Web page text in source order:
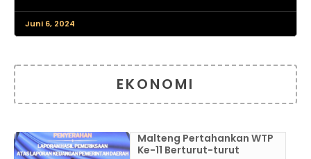
Juni 6, 2024
EKONOMI
Malteng Pertahankan WTP
Ke-11 Berturut-turut